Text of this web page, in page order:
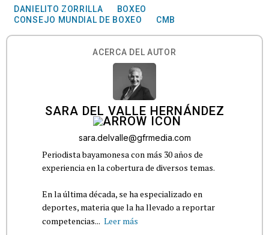
DANIELITO ZORRILLA
BOXEO
CONSEJO MUNDIAL DE BOXEO
CMB
ACERCA DEL AUTOR
SARA DEL VALLE HERNÁNDEZ
sara.delvalle@gfrmedia.com
Periodista bayamonesa con más 30 años de
experiencia en la cobertura de diversos temas.
En la última década, se ha especializado en
deportes, materia que la ha llevado a reportar
competencias... Leer más